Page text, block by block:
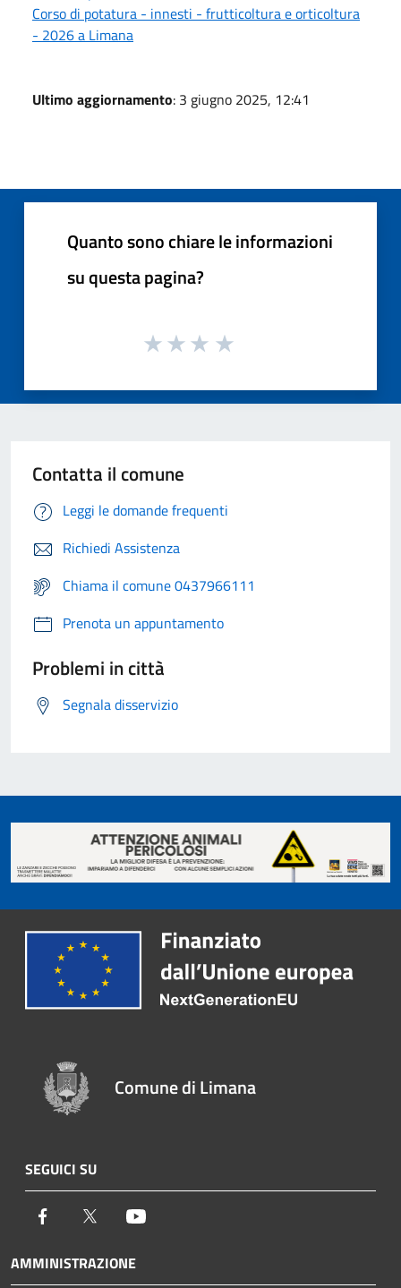
Corso di potatura - innesti - frutticoltura e orticoltura
- 2026 a Limana
Ultimo aggiornamento: 3 giugno 2025, 12:41
Quanto sono chiare le informazioni
su questa pagina?
Contatta il comune
Leggi le domande frequenti
Richiedi Assistenza
Chiama il comune 0437966111
Prenota un appuntamento
Problemi in città
Segnala disservizio
Comune di Limana
SEGUICI SU
Facebook Twitter
AMMINISTRAZIONE